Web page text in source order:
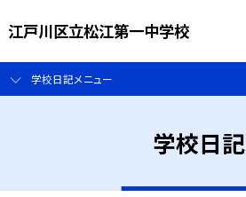
江戸川区立松江第一中学校
学校日記メニュー
学校日記